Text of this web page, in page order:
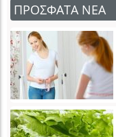
ΠΡΟΣΦΑΤΑ ΝΕΑ